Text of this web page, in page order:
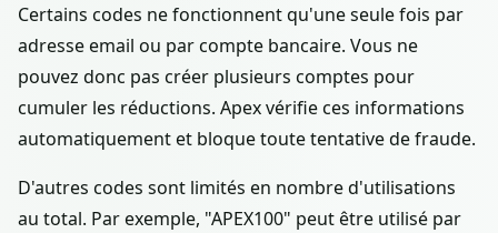
Certains codes ne fonctionnent qu'une seule fois par
adresse email ou par compte bancaire. Vous ne
pouvez donc pas créer plusieurs comptes pour
cumuler les réductions. Apex vérifie ces informations
automatiquement et bloque toute tentative de fraude.
D'autres codes sont limités en nombre d'utilisations
au total. Par exemple, "APEX100" peut être utilisé par